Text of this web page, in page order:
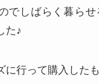
でしばらく暮らせ
た♪
に行って購入した